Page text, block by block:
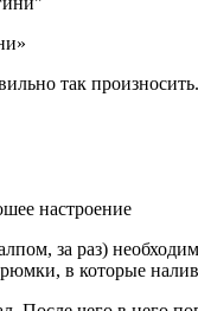
так
настроение
за раз)
в которые